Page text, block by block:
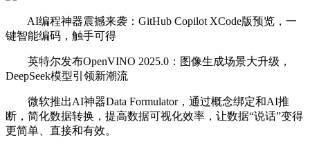
AI编程神器震撼来袭：GitHub Copilot XCode版预览，一
键智能编码，触手可得
英特尔发布OpenVINO 2025.0：图像生成场景大升级，
DeepSeek模型引领新潮流
微软推出AI神器Data Formulator，通过概念绑定和AI推
断，简化数据转换，提高数据可视化效率，让数据“说话”变得
更简单、直接和有效。